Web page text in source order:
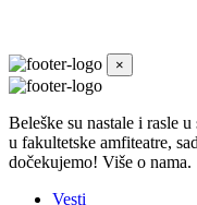
×
Beleške su nastale i rasle
u fakultetske amfiteatre,
dočekujemo! Više o nama.
Vesti